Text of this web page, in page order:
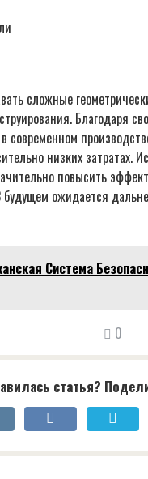
сложные
Благодаря
низких затратах.
повысить
ожидается
Система
0
статья?